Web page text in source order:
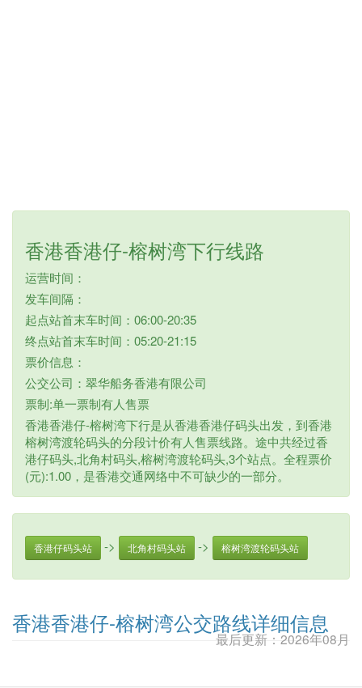
香港香港仔-榕树湾下行线路
运营时间：
发车间隔：
起点站首末车时间：06:00-20:35
终点站首末车时间：05:20-21:15
票价信息：
公交公司：翠华船务香港有限公司
票制:单一票制有人售票
香港香港仔-榕树湾下行是从香港香港仔码头出发，到香港
榕树湾渡轮码头的分段计价有人售票线路。途中共经过香
港仔码头,北角村码头,榕树湾渡轮码头,3个站点。全程票价
(元):1.00，是香港交通网络中不可缺少的一部分。
香港仔码头站 -> 北角村码头站 -> 榕树湾渡轮码头站
香港香港仔-榕树湾公交路线详细信息
最后更新：2026年08月